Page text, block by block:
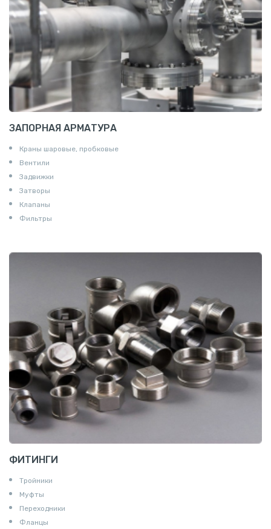
Пруток шестигранный алюминиевый
ЗАПОРНАЯ АРМАТУРА
Краны шаровые, пробковые
Вентили
Задвижки
Затворы
Клапаны
Фильтры
ФИТИНГИ
Тройники
Муфты
Переходники
Фланцы